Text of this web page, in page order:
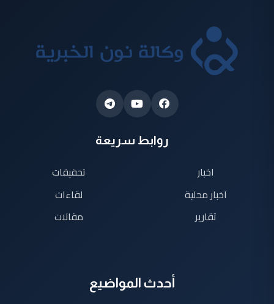
روابط سريعة
اخبار
اخبار محلية
تقارير
تحقيقات
لقاءات
مقالات
أحدث المواضيع